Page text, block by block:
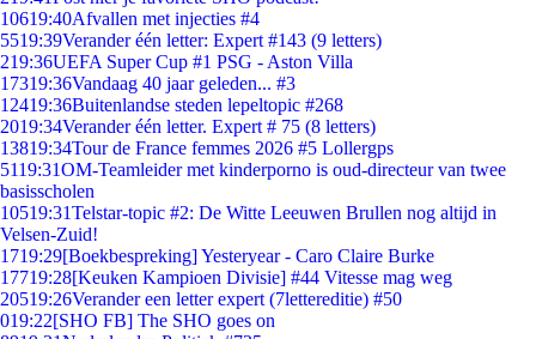
10619:40Afvallen met injecties #4
5519:39Verander één letter: Expert #143 (9 letters)
219:36UEFA Super Cup #1 PSG - Aston Villa
17319:36Vandaag 40 jaar geleden... #3
12419:36Buitenlandse steden lepeltopic #268
2019:34Verander één letter. Expert # 75 (8 letters)
13819:34Tour de France femmes 2026 #5 Lollergps
5119:31OM-Teamleider met kinderporno is oud-directeur van twee
basisscholen
10519:31Telstar-topic #2: De Witte Leeuwen Brullen nog altijd in
Velsen-Zuid!
1719:29[Boekbespreking] Yesteryear - Caro Claire Burke
17719:28[Keuken Kampioen Divisie] #44 Vitesse mag weg
20519:26Verander een letter expert (7lettereditie) #50
019:22[SHO FB] The SHO goes on